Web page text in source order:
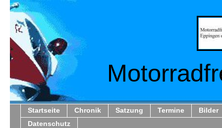
Startseite Chronik Satzung Termine
Bilder
Datenschutz